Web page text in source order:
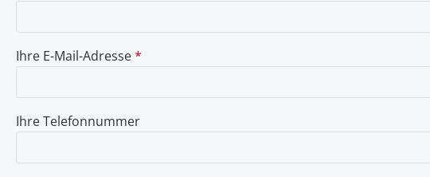
Ihre E-Mail-Adresse*
Ihre Telefonnummer